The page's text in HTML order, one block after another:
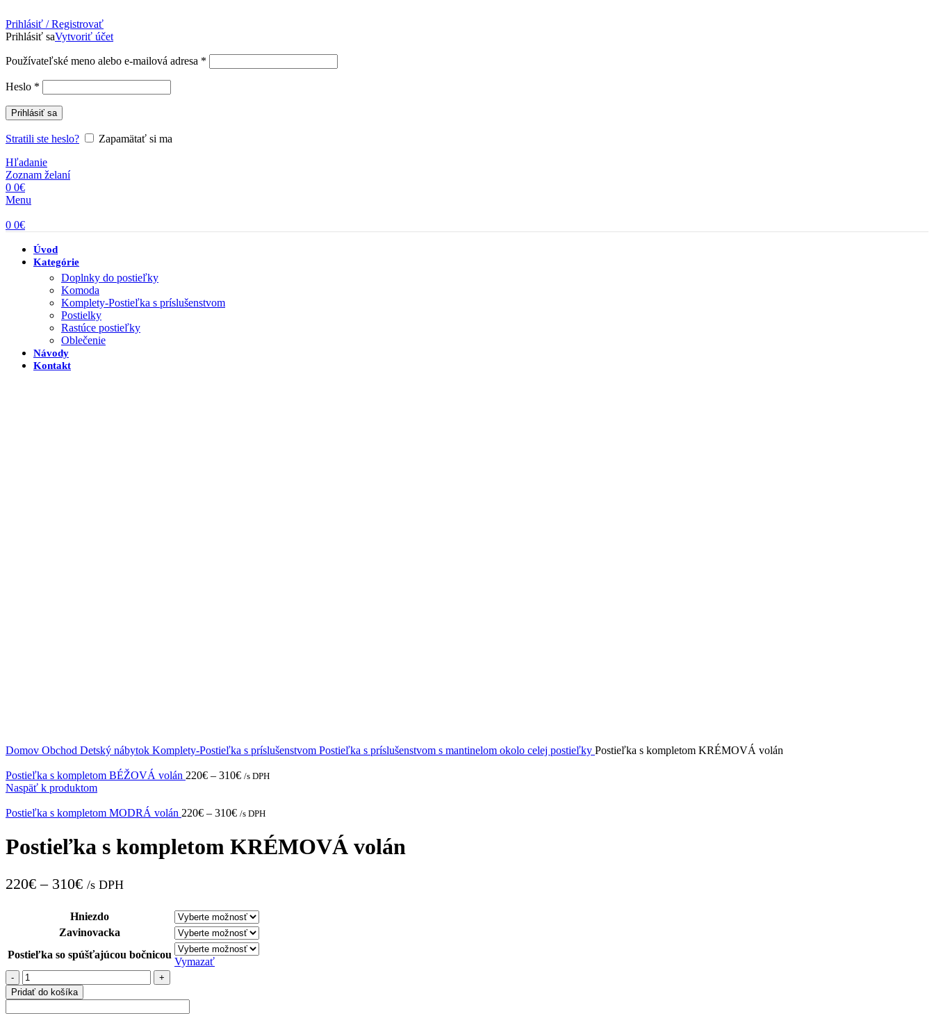
Prihlásiť / Registrovať
Prihlásiť saVytvoriť účet
Používateľské meno alebo e-mailová adresa *
Heslo *
Prihlásiť sa
Stratili ste heslo?
Zapamätať si ma
Hľadanie
Zoznam želaní
0 0€
Menu
0 0€
Úvod
Kategórie
Doplnky do postieľky
Komoda
Komplety-Postieľka s príslušenstvom
Postielky
Rastúce postieľky
Oblečenie
Návody
Kontakt
Domov Obchod Detský nábytok Komplety-Postieľka s príslušenstvom Postieľka s príslušenstvom s mantinelom okolo celej postieľky Postieľka s kompletom KRÉMOVÁ volán
Postieľka s kompletom BÉŽOVÁ volán 220€ – 310€ /s DPH
Naspäť k produktom
Postieľka s kompletom MODRÁ volán 220€ – 310€ /s DPH
Postieľka s kompletom KRÉMOVÁ volán
220€ – 310€ /s DPH
Hniezdo
Zavinovacka
Postieľka so spúšťajúcou bočnicou
Vymazať
množstvo
Postieľka
s
Pridať do košíka